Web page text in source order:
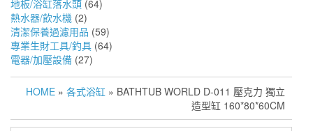
地板/浴缸落水頭 (64)
熱水器/飲水機 (2)
清潔保養過濾用品 (59)
專業生財工具/釣具 (64)
電器/加壓設備 (27)
HOME » 各式浴缸 » BATHTUB WORLD D-011 壓克力 獨立
造型缸 160*80*60CM